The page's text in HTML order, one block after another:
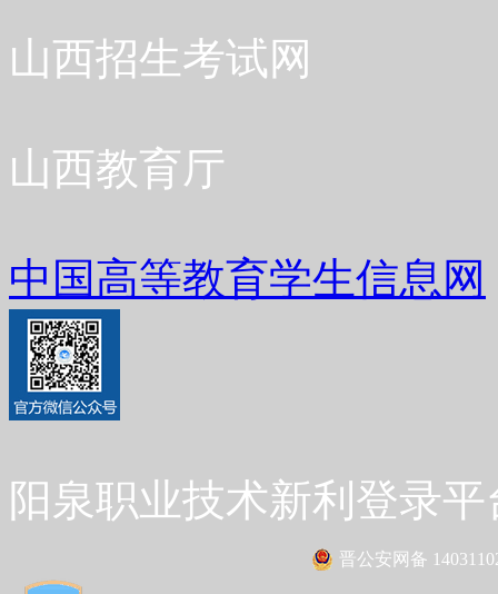
山西招生考试网
山西教育厅
中国高等教育学生信息网
阳泉职业技术新利登录
晋公安网备